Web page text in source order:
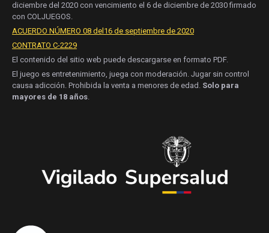
diciembre del 2020 con vencimiento el 6 de diciembre de 2030 firmado
con COLJUEGOS.
ACUERDO NÚMERO 08 del16 de septiembre de 2020
CONTRATO C-2229
El contenido del sitio web puede descargarse en formato PDF.
El juego es entretenimiento, juega con moderación. Jugar sin control
causa adicción. Prohibida la venta a menores de edad. Solo para
mayores de 18 años.